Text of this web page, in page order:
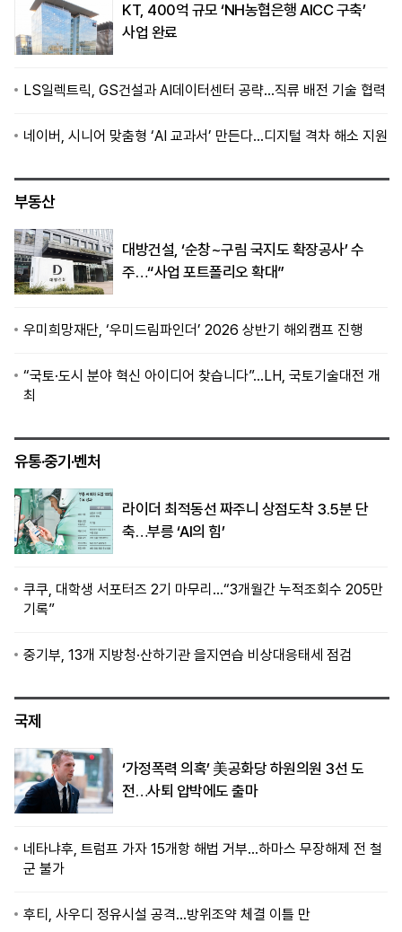
KT, 400억 규모 ‘NH농협은행 AICC 구축’
사업 완료
LS일렉트릭, GS건설과 AI데이터센터 공략…직류 배전 기술 협력
네이버, 시니어 맞춤형 ‘AI 교과서’ 만든다…디지털 격차 해소 지원
부동산
대방건설, ‘순창~구림 국지도 확장공사’ 수
주…“사업 포트폴리오 확대”
우미희망재단, ‘우미드림파인더’ 2026 상반기 해외캠프 진행
“국토·도시 분야 혁신 아이디어 찾습니다”…LH, 국토기술대전 개
최
유통·중기·벤처
라이더 최적동선 짜주니 상점도착 3.5분 단
축…부릉 ‘AI의 힘’
쿠쿠, 대학생 서포터즈 2기 마무리…“3개월간 누적조회수 205만
기록”
중기부, 13개 지방청·산하기관 을지연습 비상대응태세 점검
국제
‘가정폭력 의혹’ 美공화당 하원의원 3선 도
전…사퇴 압박에도 출마
네타냐후, 트럼프 가자 15개항 해법 거부…하마스 무장해제 전 철
군 불가
후티, 사우디 정유시설 공격…방위조약 체결 이틀 만